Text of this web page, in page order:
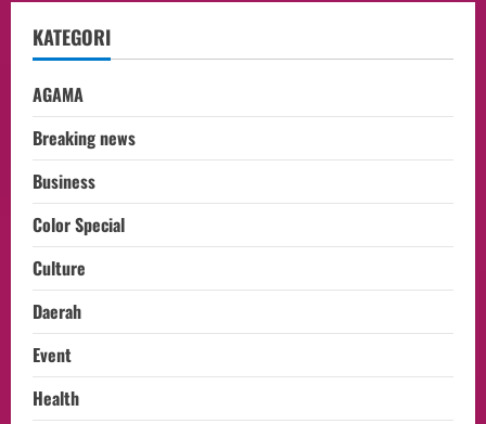
KATEGORI
AGAMA
Breaking news
Business
Color Special
Culture
Daerah
Event
Health